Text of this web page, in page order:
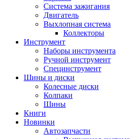
Система зажигания
Двигатель
Выхлопная система
Коллекторы
Инструмент
Наборы инструмента
Ручной инструмент
Специнструмент
Шины и диски
Колесные диски
Колпаки
Шины
Книги
Новинки
Автозапчасти